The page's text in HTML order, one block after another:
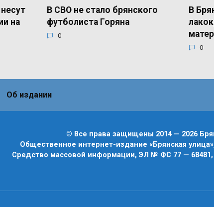
на
В СВО не стало брянского
футболиста Горяна
0
В
0
Об издании
© Все права защищены 2014 — 2026
Общественное интернет-издание «Брянская
Средство массовой информации, ЭЛ № ФС 77 —